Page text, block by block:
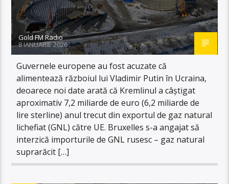
Gold FM Radio
8 IANUARIE 2026
Guvernele europene au fost acuzate că
alimentează războiul lui Vladimir Putin în Ucraina,
deoarece noi date arată că Kremlinul a câștigat
aproximativ 7,2 miliarde de euro (6,2 miliarde de
lire sterline) anul trecut din exportul de gaz natural
lichefiat (GNL) către UE. Bruxelles s-a angajat să
interzică importurile de GNL rusesc – gaz natural
suprarăcit […]